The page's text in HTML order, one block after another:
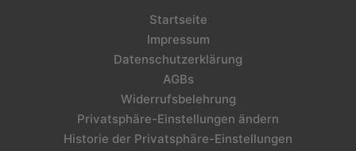
Startseite
Impressum
Datenschutzerklärung
AGBs
Widerrufsbelehrung
Privatsphäre-Einstellungen ändern
Historie der Privatsphäre-Einstellungen